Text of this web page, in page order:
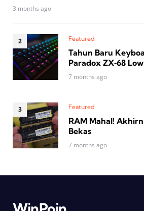
3 months ago
Featured
Tahun Baru
Paradox ZX‑68
7 months ago
Featured
RAM Mahal!
Bekas
7 months ago